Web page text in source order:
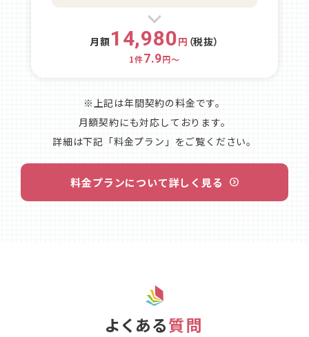
月額14,980円 （税抜）
1件7.9円～
※上記は年間契約の料金です。
月額契約にも対応しております。
詳細は下記「料金プラン」をご覧ください。
料金プランについて詳しく見る
よくある質問